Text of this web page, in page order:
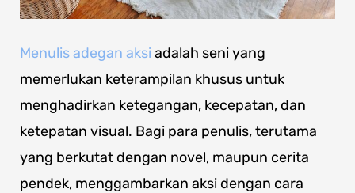
Menulis adegan aksi adalah seni yang
memerlukan keterampilan khusus untuk
menghadirkan ketegangan, kecepatan, dan
ketepatan visual. Bagi para penulis, terutama
yang berkutat dengan novel, maupun cerita
pendek, menggambarkan aksi dengan cara